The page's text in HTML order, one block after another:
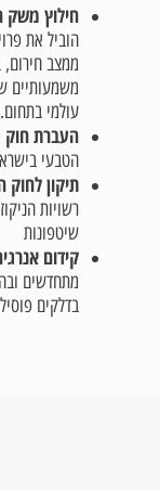
חילוץ משק
הוביל את
ממצב חירום,
משמעותיים
עולמי בתחום.
העברת חוק
הטבעי בישראל
תיקון לחוק
רשויות
שיטפונות
קידום
מתחדשים
בדלקים